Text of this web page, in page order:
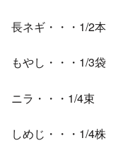
長ネギ・・・1/2本
もやし・・・1/3袋
ニラ・・・1/4束
しめじ・・・1/4株